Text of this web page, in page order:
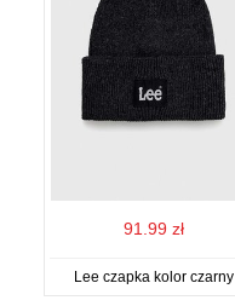
91.99 zł
Lee czapka kolor czarny